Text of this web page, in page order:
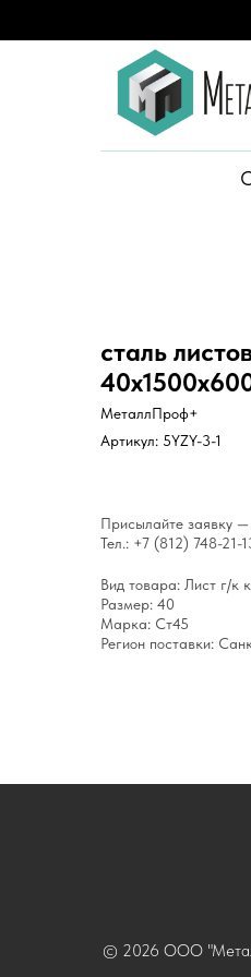
сталь
МеталлПроф+
Артикул: 5YZY-3-1
Присылайте заявку —
Тел.: +7 (812) 748-21-
Вид товара: Лист г/к
Размер: 40
Марка: Ст45
Регион поставки:
© 2026 ООО